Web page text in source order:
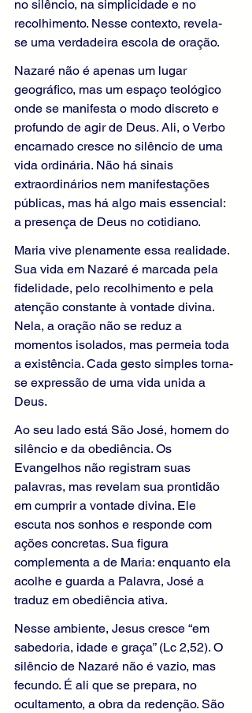
no silêncio, na simplicidade e no
recolhimento. Nesse contexto, revela-
se uma verdadeira escola de oração.
Nazaré não é apenas um lugar
geográfico, mas um espaço teológico
onde se manifesta o modo discreto e
profundo de agir de Deus. Ali, o Verbo
encarnado cresce no silêncio de uma
vida ordinária. Não há sinais
extraordinários nem manifestações
públicas, mas há algo mais essencial:
a presença de Deus no cotidiano.
Maria vive plenamente essa realidade.
Sua vida em Nazaré é marcada pela
fidelidade, pelo recolhimento e pela
atenção constante à vontade divina.
Nela, a oração não se reduz a
momentos isolados, mas permeia toda
a existência. Cada gesto simples torna-
se expressão de uma vida unida a
Deus.
Ao seu lado está São José, homem do
silêncio e da obediência. Os
Evangelhos não registram suas
palavras, mas revelam sua prontidão
em cumprir a vontade divina. Ele
escuta nos sonhos e responde com
ações concretas. Sua figura
complementa a de Maria: enquanto ela
acolhe e guarda a Palavra, José a
traduz em obediência ativa.
Nesse ambiente, Jesus cresce “em
sabedoria, idade e graça” (Lc 2,52). O
silêncio de Nazaré não é vazio, mas
fecundo. É ali que se prepara, no
ocultamento, a obra da redenção. São